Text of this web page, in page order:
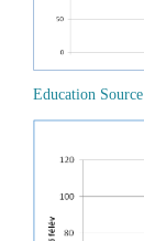
Education Source